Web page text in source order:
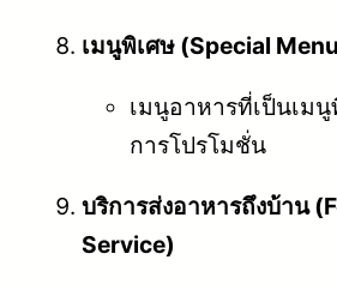
เมนูพิเศษ (Special
เมนูอาหารที่เป็นเม
การโปรโมชั่น
บริการส่งอาหารถึงบ้าน
Service)